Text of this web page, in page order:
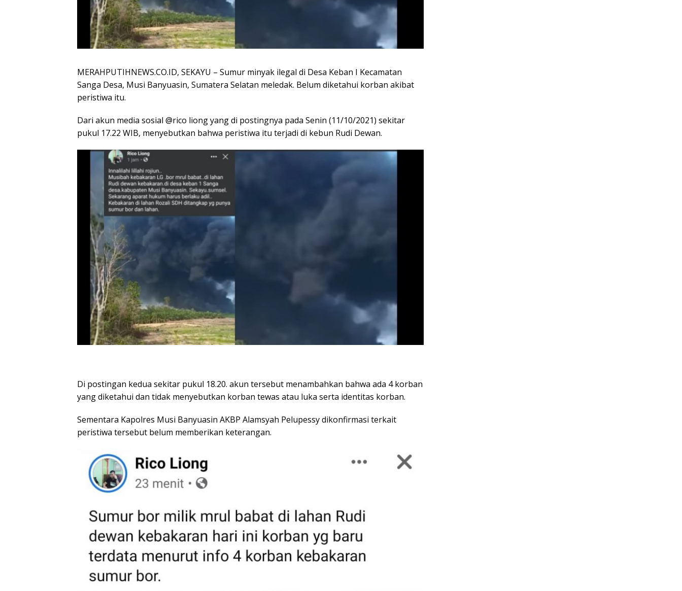
MERAHPUTIHNEWS.CO.ID, SEKAYU – Sumur minyak ilegal di Desa Keban I Kecamatan
Sanga Desa, Musi Banyuasin, Sumatera Selatan meledak. Belum diketahui korban akibat
peristiwa itu.
Dari akun media sosial @rico liong yang di postingnya pada Senin (11/10/2021) sekitar
pukul 17.22 WIB, menyebutkan bahwa peristiwa itu terjadi di kebun Rudi Dewan.
Di postingan kedua sekitar pukul 18.20. akun tersebut menambahkan bahwa ada 4 korban
yang diketahui dan tidak menyebutkan korban tewas atau luka serta identitas korban.
Sementara Kapolres Musi Banyuasin AKBP Alamsyah Pelupessy dikonfirmasi terkait
peristiwa tersebut belum memberikan keterangan.